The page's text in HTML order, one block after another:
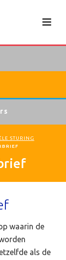
STURING
waarin de
als de